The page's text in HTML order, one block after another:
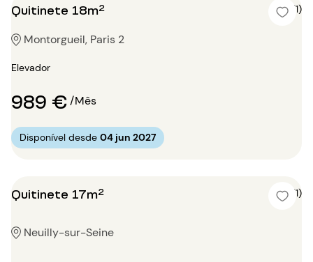
Quitinete 18m² 5 (1)
Montorgueil, Paris 2
Elevador
989 €/Mês
Disponível desde 04 jun 2027
Quitinete 17m² 4 (1)
Neuilly-sur-Seine